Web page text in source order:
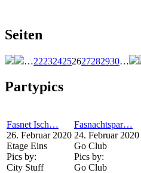
Seiten
…222324252627282930…
Partypics
Fasnet Isch…
26. Februar 2020
Etage Eins
Pics by:
City Stuff
Fasnachtspar…
24. Februar 2020
Go Club
Pics by:
Go Club